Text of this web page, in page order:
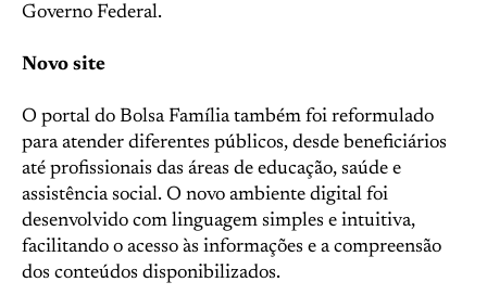
Governo Federal.
Novo site
O portal do Bolsa Família também foi reformulado
para atender diferentes públicos, desde beneficiários
até profissionais das áreas de educação, saúde e
assistência social. O novo ambiente digital foi
desenvolvido com linguagem simples e intuitiva,
facilitando o acesso às informações e a compreensão
dos conteúdos disponibilizados.